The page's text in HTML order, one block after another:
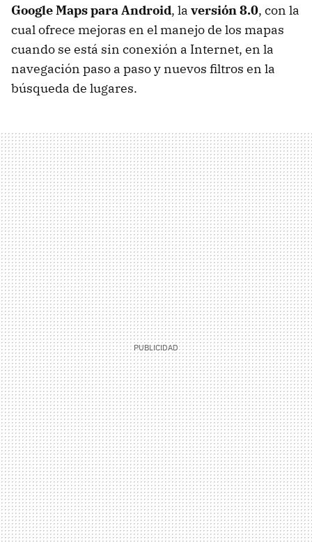
Google Maps para Android, la versión 8.0, con la
cual ofrece mejoras en el manejo de los mapas
cuando se está sin conexión a Internet, en la
navegación paso a paso y nuevos filtros en la
búsqueda de lugares.